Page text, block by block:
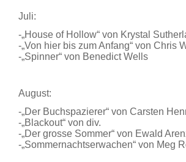
Juli:
-„House of Hollow“ von Krystal
-„Von hier bis zum Anfang“ von Chris
-„Spinner“ von Benedict Wells
August:
-„Der Buchspazierer“ von Carsten
-„Blackout“ von div.
-„Der grosse Sommer“ von Ewald
-„Sommernachtserwachen“ von Meg